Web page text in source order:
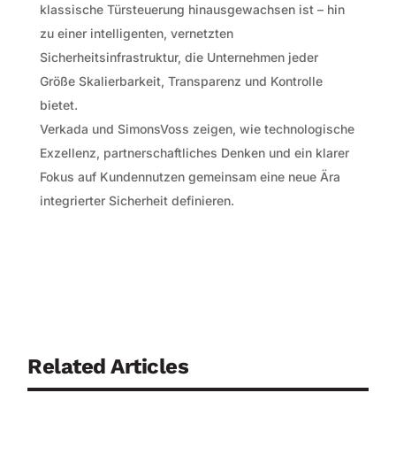
klassische Türsteuerung hinausgewachsen ist – hin
zu einer intelligenten, vernetzten
Sicherheitsinfrastruktur, die Unternehmen jeder
Größe Skalierbarkeit, Transparenz und Kontrolle
bietet.
Verkada und SimonsVoss zeigen, wie technologische
Exzellenz, partnerschaftliches Denken und ein klarer
Fokus auf Kundennutzen gemeinsam eine neue Ära
integrierter Sicherheit definieren.
Related Articles